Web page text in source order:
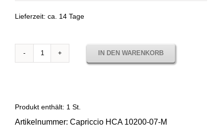
Lieferzeit: ca. 14 Tage
Stoffmuster
10200
IN DEN WARENKORB
Produkt enthält: 1 St.
Artikelnummer: Capriccio HCA 10200-07-M